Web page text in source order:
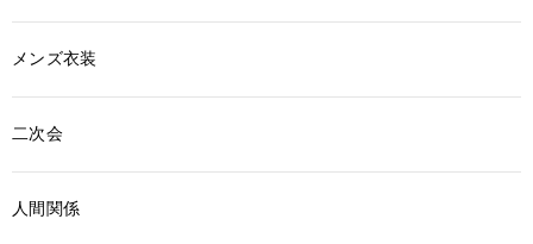
メンズ衣装
二次会
人間関係